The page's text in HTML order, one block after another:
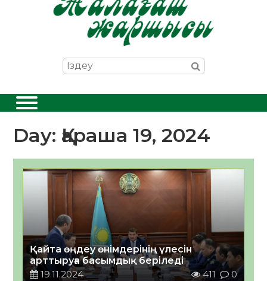
Day: Қараша 19, 2024
Қайта өңдеу өнімдерінің үлесін
арттыруға басымдық беріледі
19.11.2024
411 0